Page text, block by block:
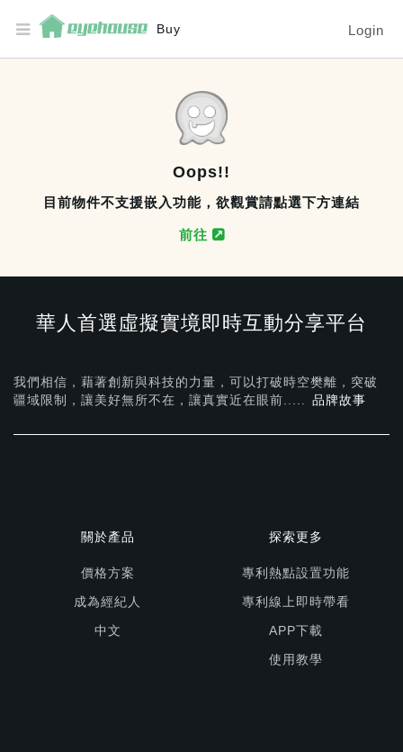
Login
Buy
Oops!!
目前物件不支援嵌入功能，欲觀賞請點選下方連結
前往
華人首選虛擬實境即時互動分享平台
我們相信，藉著創新與科技的力量，可以打破時空樊離，突破
疆域限制，讓美好無所不在， 讓真實近在眼前..... 品牌故事
關於產品
價格方案
成為經紀人
中文
探索更多
專利熱點設置功能
專利線上即時帶看
APP下載
使用教學